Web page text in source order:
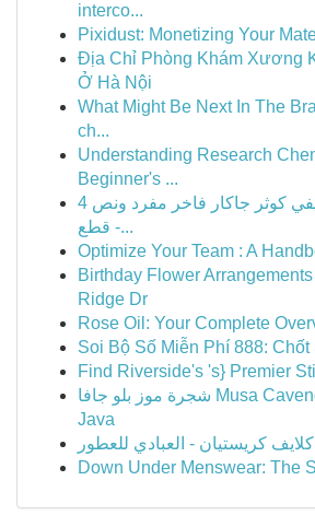
interco...
Pixidust: Monetizing Your
Địa Chỉ Phòng Khám Xương
Ở Hà Nội
What Might Be Next In The
ch...
Understanding Research
Beginner's ...
مفرش سرير صيفي كوثر جاكار فاخر مفرد ونص 4
قطع -...
Optimize Your Team : A
Birthday Flower
Ridge Dr
Rose Oil: Your Complete
Soi Bộ Số Miễn Phí 888:
Find Riverside's 's} Premier
شجرة موز بلو جافا Musa Cavendishii var. Blue
Java
كلايف كريستيان - العبادي للعطور
Down Under Menswear: The